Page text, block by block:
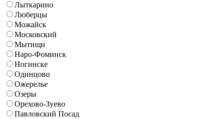
Лыткарино
Люберцы
Можайск
Московский
Мытищи
Наро-Фоминск
Ногинске
Одинцово
Ожерелье
Озеры
Орехово-Зуево
Павловский Посад